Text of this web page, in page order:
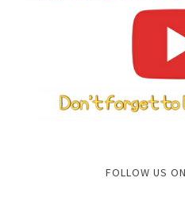
FOLLOW US